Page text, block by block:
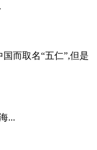
而取名“五仁”,但是
...